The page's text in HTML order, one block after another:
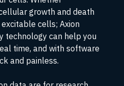
growth and death
cells; Axion
technology can help you
time, and with software
and painless.